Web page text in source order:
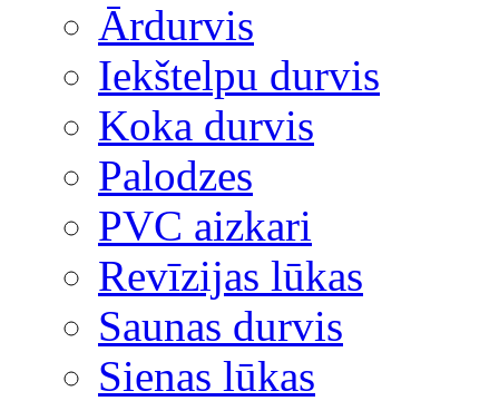
Ārdurvis
Iekštelpu durvis
Koka durvis
Palodzes
PVC aizkari
Revīzijas lūkas
Saunas durvis
Sienas lūkas